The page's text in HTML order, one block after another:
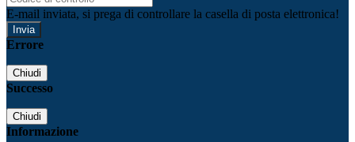
E-mail inviata, si prega di controllare la casella di posta elettronica!
Errore
Chiudi
Successo
Chiudi
Informazione